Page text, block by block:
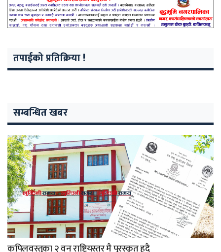
तपाईको प्रतिक्रिया !
सम्बन्धित खबर
कपिलवस्तुका २ वन राष्ट्रियस्तर मै पुरस्कृत हुदै